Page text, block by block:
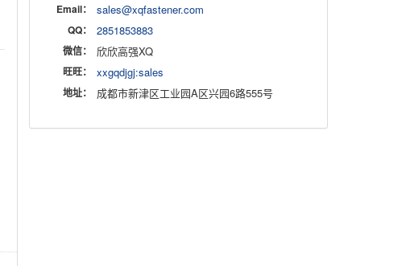
Email： sales@xqfastener.com
QQ： 2851853883
微信： 欣欣高强XQ
旺旺： xxgqdjgj:sales
地址： 成都市新津区工业园A区兴园6路555号